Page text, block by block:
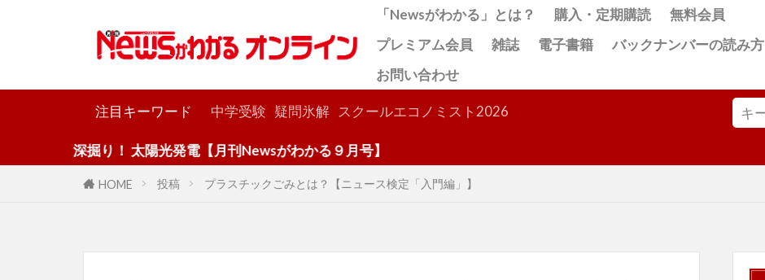
「Newsがわかる」とは？ 購入・定期購読
無料会員
プレミアム会員
雑誌 電子書籍
バックナンバーの読み方
お問い合わせ
注目キーワード 中学受験 疑問氷解 スクールエコノミスト2026
掘り！ 太陽光発電【月刊Newsがわかる９月号】
HOME 投稿 プラスチックごみとは？【ニュース検定「入門編」】
検索